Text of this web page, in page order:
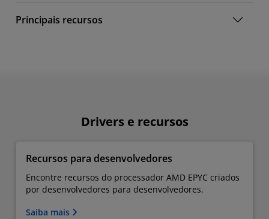
Principais recursos
Drivers e recursos
Recursos para desenvolvedores
Encontre recursos do processador AMD EPYC criados
por desenvolvedores para desenvolvedores.
Saiba mais